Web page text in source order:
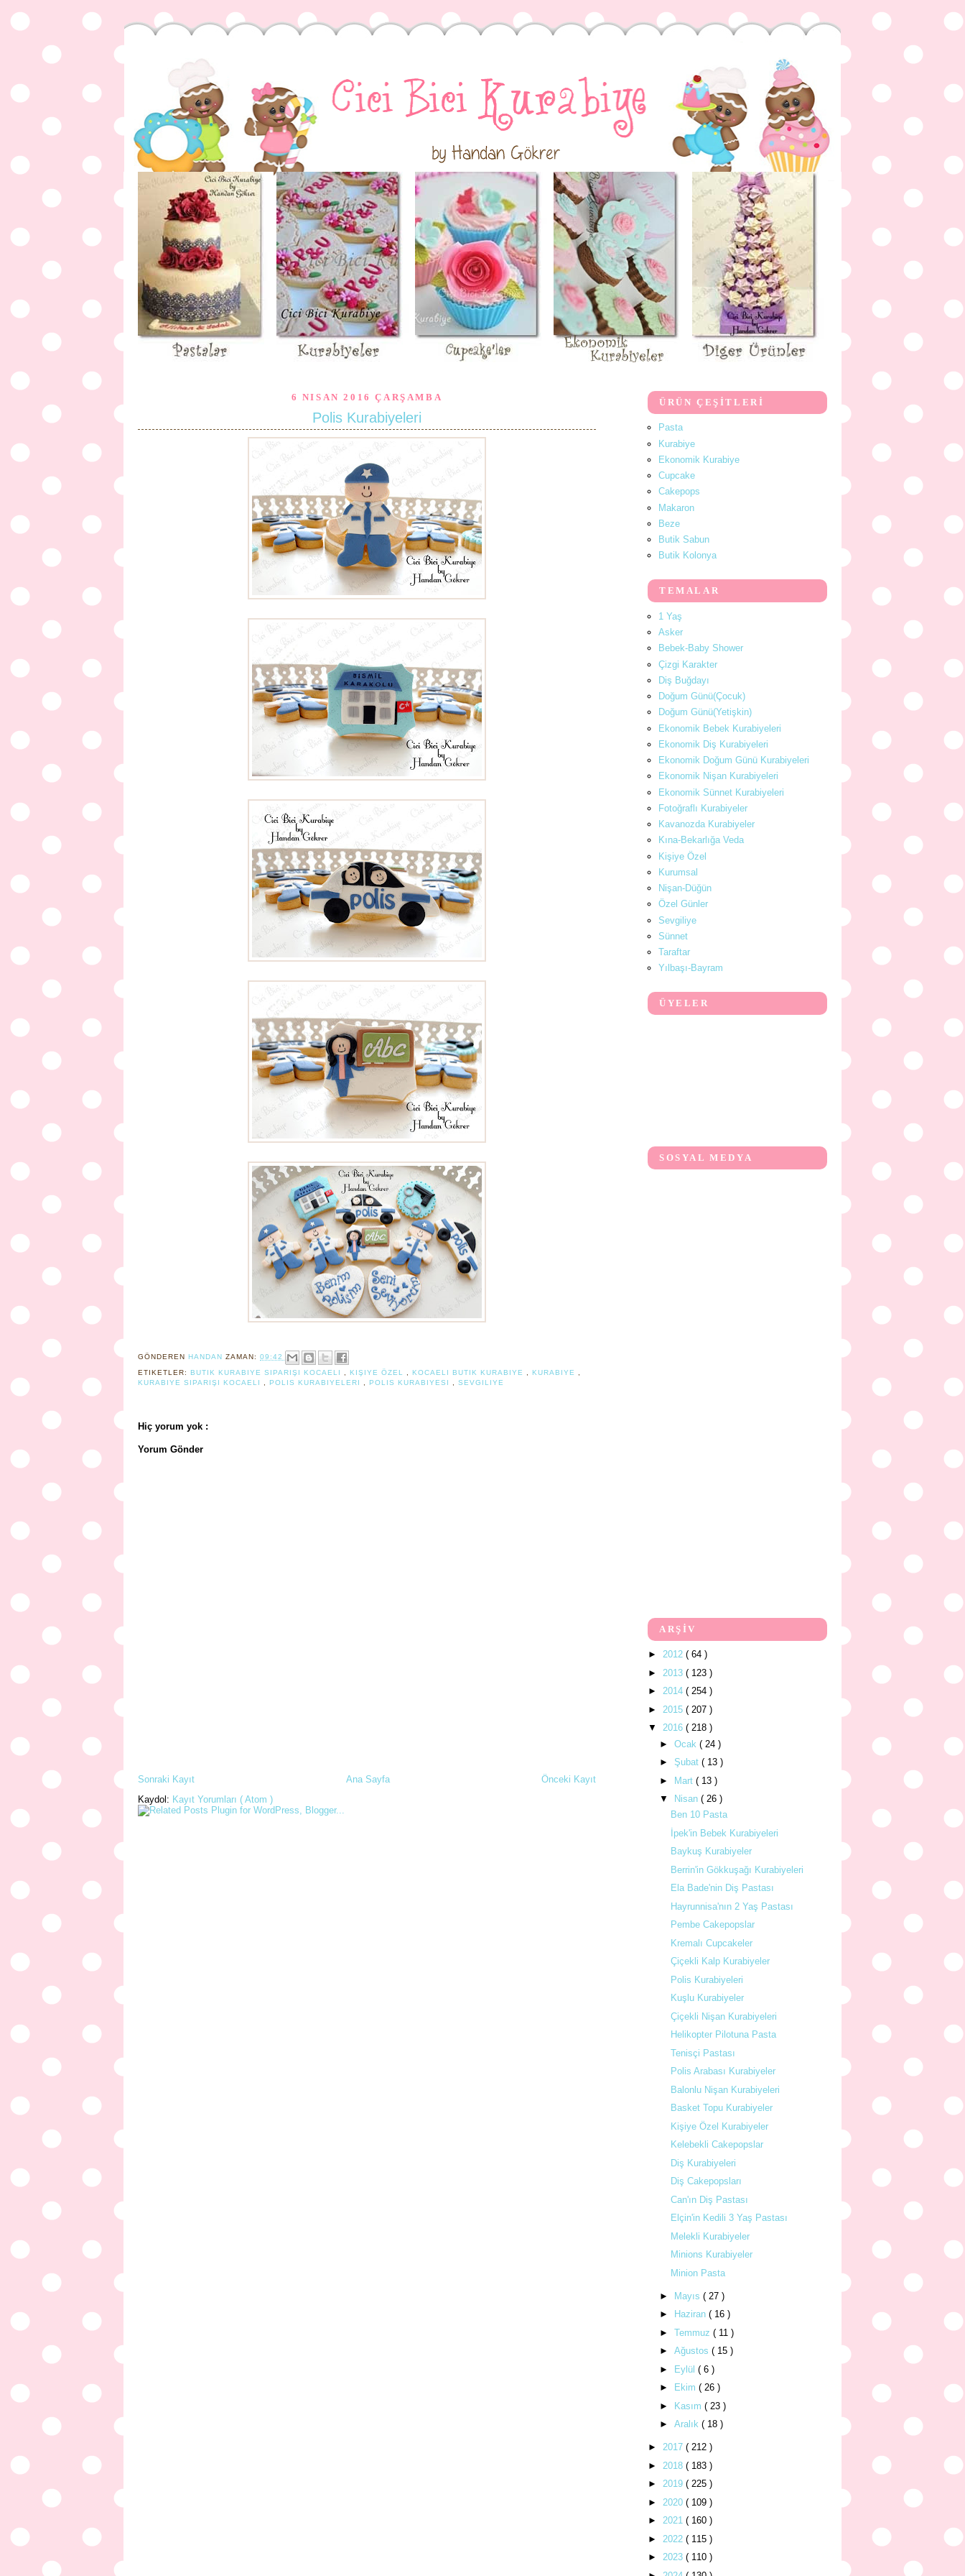
6 NISAN 2016 ÇARŞAMBA
Polis Kurabiyeleri
GÖNDEREN HANDAN ZAMAN: 09:42
ETIKETLER: BUTIK KURABIYE SIPARIŞI KOCAELI KIŞIYE ÖZEL KOCAELI BUTIK KURABIYE KURABIYE
KURABIYE SIPARIŞI KOCAELI
POLIS KURABIYELERI POLIS KURABIYESI SEVGILIYE
Hiç yorum yok :
Yorum Gönder
Sonraki Kayıt Önceki Kayıt
Ana Sayfa
Kaydol: Kayıt Yorumları ( Atom )
ÜRÜN ÇEŞİTLERİ
Pasta
Kurabiye
Ekonomik Kurabiye
Cupcake
Cakepops
Makaron
Beze
Butik Sabun
Butik Kolonya
TEMALAR
1 Yaş
Asker
Bebek-Baby Shower
Çizgi Karakter
Diş Buğdayı
Doğum Günü(Çocuk)
Doğum Günü(Yetişkin)
Ekonomik Bebek Kurabiyeleri
Ekonomik Diş Kurabiyeleri
Ekonomik Doğum Günü Kurabiyeleri
Ekonomik Nişan Kurabiyeleri
Ekonomik Sünnet Kurabiyeleri
Fotoğraflı Kurabiyeler
Kavanozda Kurabiyeler
Kına-Bekarlığa Veda
Kişiye Özel
Kurumsal
Nişan-Düğün
Özel Günler
Sevgiliye
Sünnet
Taraftar
Yılbaşı-Bayram
ÜYELER
SOSYAL MEDYA
ARŞİV
► 2012 ( 64 )
► 2013 ( 123 )
► 2014 ( 254 )
► 2015 ( 207 )
▼ 2016 ( 218 )
► Ocak ( 24 )
► Şubat ( 13 )
► Mart ( 13 )
▼
Nisan ( 26 )
Ben 10 Pasta
İpek'in Bebek Kurabiyeleri
Baykuş Kurabiyeler
Berrin'in Gökkuşağı Kurabiyeleri
Ela Bade'nin Diş Pastası
Hayrunnisa'nın 2 Yaş Pastası
Pembe Cakepopslar
Kremalı Cupcakeler
Çiçekli Kalp Kurabiyeler
Polis Kurabiyeleri
Kuşlu Kurabiyeler
Çiçekli Nişan Kurabiyeleri
Helikopter Pilotuna Pasta
Tenisçi Pastası
Polis Arabası Kurabiyeler
Balonlu Nişan Kurabiyeleri
Basket Topu Kurabiyeler
Kişiye Özel Kurabiyeler
Kelebekli Cakepopslar
Diş Kurabiyeleri
Diş Cakepopsları
Can'ın Diş Pastası
Elçin'in Kedili 3 Yaş Pastası
Melekli Kurabiyeler
Minions Kurabiyeler
Minion Pasta
► Mayıs ( 27 )
►
Haziran ( 16 )
► Temmuz ( 11 )
► Ağustos ( 15 )
►
Eylül ( 6 )
►
Ekim ( 26 )
►
Kasım ( 23 )
► Aralık ( 18 )
► 2017 ( 212 )
► 2018 ( 183 )
► 2019 ( 225 )
► 2020 ( 109 )
► 2021 ( 160 )
► 2022 ( 115 )
► 2023 ( 110 )